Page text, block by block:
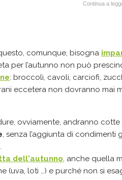
Continua a
comunque, bisogna
per l’autunno non può
: broccoli, cavoli, carciofi,
eccetera non dovranno mai
ovviamente, andranno
, senza l’aggiunta di
.
dell'autunno, anche quella
(uva, loti …) e purché non si